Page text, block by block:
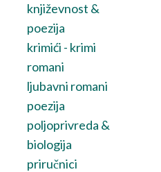
književnost &
poezija
krimići - krimi
romani
ljubavni romani
poezija
poljoprivreda &
biologija
priručnici